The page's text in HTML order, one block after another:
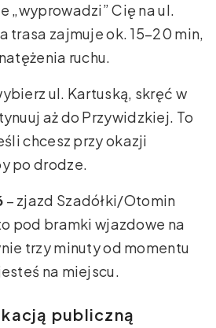
„wyprowadzi” Cię na ul.
trasa zajmuje ok. 15–20 min,
ruchu.
ul. Kartuską, skręć w
aż do Przywidzkiej. To
chcesz przy okazji
po drodze.
– zjazd Szadółki/Otomin
pod bramki wjazdowe na
trzy minuty od momentu
na miejscu.
publiczną